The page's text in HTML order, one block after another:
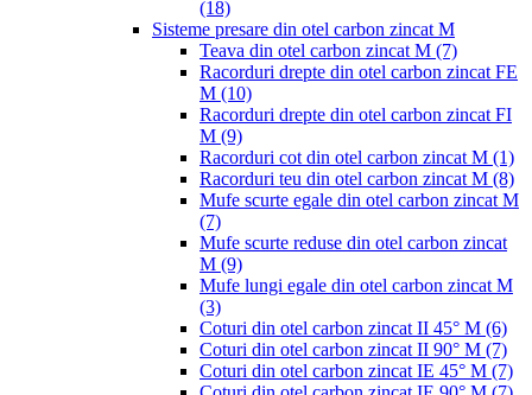
(18)
Sisteme presare din otel carbon zincat M
Teava din otel carbon zincat M (7)
Racorduri drepte din otel carbon zincat FE
M (10)
Racorduri drepte din otel carbon zincat FI
M (9)
Racorduri cot din otel carbon zincat M (1)
Racorduri teu din otel carbon zincat M (8)
Mufe scurte egale din otel carbon zincat M
(7)
Mufe scurte reduse din otel carbon zincat
M (9)
Mufe lungi egale din otel carbon zincat M
(3)
Coturi din otel carbon zincat II 45° M (6)
Coturi din otel carbon zincat II 90° M (7)
Coturi din otel carbon zincat IE 45° M (7)